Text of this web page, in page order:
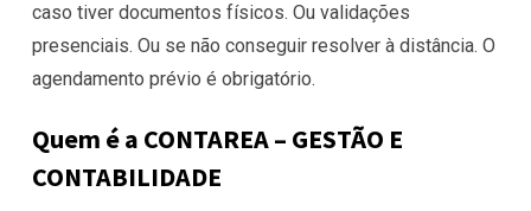
caso tiver documentos físicos. Ou validações
presenciais. Ou se não conseguir resolver à distância. O
agendamento prévio é obrigatório.
Quem é a CONTAREA – GESTÃO E
CONTABILIDADE